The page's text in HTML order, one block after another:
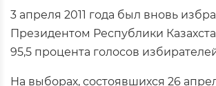
3 апреля 2011 года был вновь
Президентом Республики
95,5 процента голосов
На выборах, состоявшихся 26